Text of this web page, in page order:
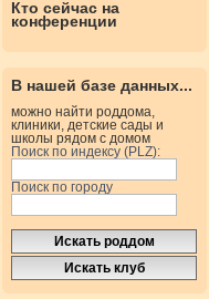
Кто сейчас на
конференции
В нашей базе данных...
можно найти роддома,
клиники, детские сады и
школы рядом с домом
Поиск по индексу (PLZ):
Поиск по городу